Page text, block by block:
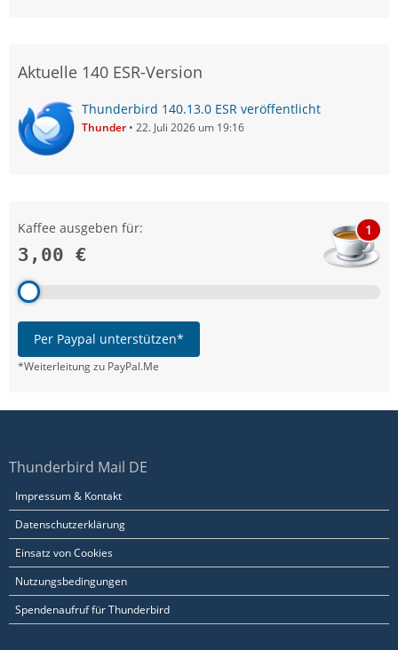
Aktuelle 140 ESR-Version
Thunderbird 140.13.0 ESR veröffentlicht
Thunder 22. Juli 2026 um 19:16
Kaffee ausgeben für:
3,00 €
1
Per Paypal unterstützen*
*Weiterleitung zu PayPal.Me
Thunderbird Mail DE
Impressum & Kontakt
Datenschutzerklärung
Einsatz von Cookies
Nutzungsbedingungen
Spendenaufruf für Thunderbird